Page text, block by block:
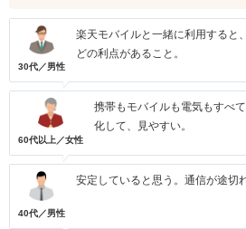
30代／男性
楽天モバイルと一緒に利用すると
どの利点があること。
60代以上／女性
携帯もモバイルも電気もすべ
化して、見やすい。
40代／男性
安定していると思う。通信が途切